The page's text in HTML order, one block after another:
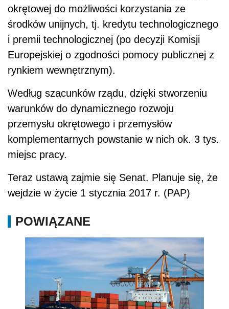
okrętowej do możliwości korzystania ze
środków unijnych, tj. kredytu technologicznego
i premii technologicznej (po decyzji Komisji
Europejskiej o zgodności pomocy publicznej z
rynkiem wewnętrznym).
Według szacunków rządu, dzięki stworzeniu
warunków do dynamicznego rozwoju
przemysłu okrętowego i przemysłów
komplementarnych powstanie w nich ok. 3 tys.
miejsc pracy.
Teraz ustawą zajmie się Senat. Planuje się, że
wejdzie w życie 1 stycznia 2017 r. (PAP)
POWIĄZANE